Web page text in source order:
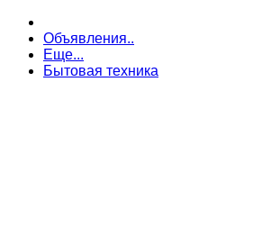
Объявления..
Еще...
Бытовая техника